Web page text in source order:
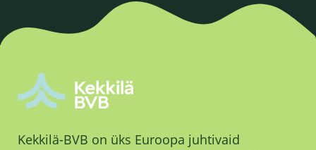
Kekkilä-BVB on üks Euroopa juhtivaid